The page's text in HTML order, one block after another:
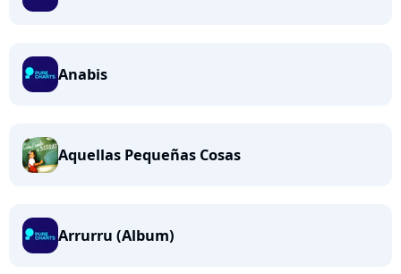
Anabis
Aquellas Pequeñas Cosas
Arrurru (Album)